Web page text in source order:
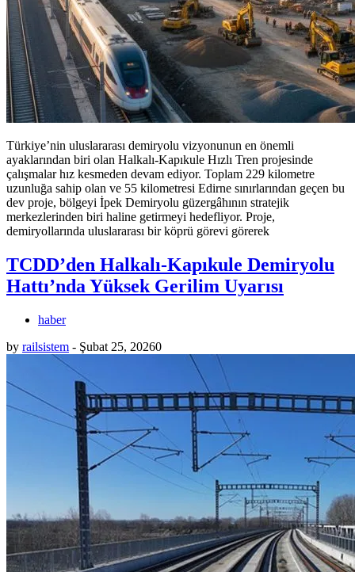
Türkiye’nin uluslararası demiryolu vizyonunun en önemli
ayaklarından biri olan Halkalı-Kapıkule Hızlı Tren projesinde
çalışmalar hız kesmeden devam ediyor. Toplam 229 kilometre
uzunluğa sahip olan ve 55 kilometresi Edirne sınırlarından geçen bu
dev proje, bölgeyi İpek Demiryolu güzergâhının stratejik
merkezlerinden biri haline getirmeyi hedefliyor. Proje,
demiryollarında uluslararası bir köprü görevi görerek
TCDD’den Halkalı-Kapıkule Demiryolu
Hattı’nda Yüksek Gerilim Uyarısı
haber
by railsistem - Şubat 25, 20260